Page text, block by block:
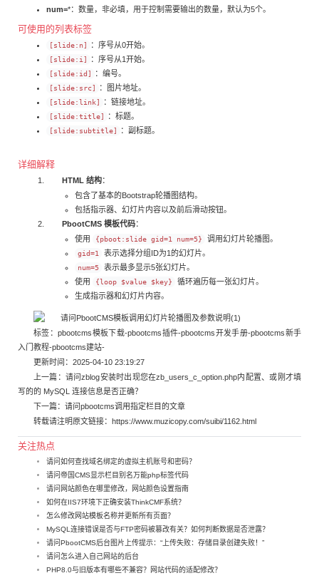
num=*：数量，非必填，用于控制需要输出的数量，默认为5个。
可使用的列表标签
[slide:n] ：序号从0开始。
[slide:i] ：序号从1开始。
[slide:id] ：编号。
[slide:src] ：图片地址。
[slide:link] ：链接地址。
[slide:title] ：标题。
[slide:subtitle] ：副标题。
详细解释
HTML 结构：
包含了基本的Bootstrap轮播图结构。
包括指示器、幻灯片内容以及前后滑动按钮。
PbootCMS 模板代码：
使用
{pboot:slide gid=1 num=5} 调用幻灯片轮播图。
gid=1 表示选择分组ID为1的幻灯片。
num=5
表示最多显示5张幻灯片。
使用
{loop $value $key}
循环遍历每一张幻灯片。
生成指示器和幻灯片内容。
标签：pbootcms模板下载-pbootcms插件-pbootcms开发手册-pbootcms新手
入门教程-pbootcms建站-
更新时间：2025-04-10 23:19:27
上一篇： 请问zblog安装时出现您在zb_users_c_option.php内配置、或刚才填
写的的 MySQL 连接信息是否正确？
下一篇： 请问pbootcms调用指定栏目的文章
转载请注明原文链接： https://www.muzicopy.com/suibi/1162.html
关注热点
请问如何查找域名绑定的虚拟主机账号和密码？
请问帝国CMS显示栏目别名万能php标签代码
请问网站颜色在哪里修改，网站颜色设置指南
如何在IIS7环境下正确安装ThinkCMF系统？
怎么修改网站模板名称并更新所有页面？
MySQL连接错误是否与FTP密码被篡改有关？如何判断数据是否泄露？
请问PbootCMS后台图片上传提示：“上传失败：存储目录创建失败！”
请问怎么进入自己网站的后台
PHP8.0与旧版本有哪些不兼容？网站代码的适配修改？